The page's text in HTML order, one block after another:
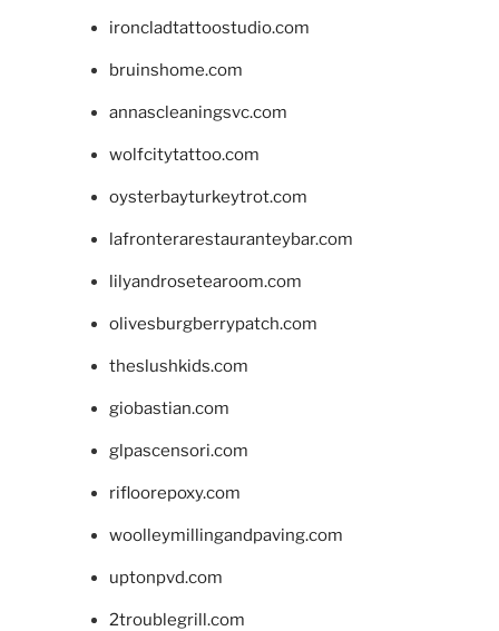
ironcladtattoostudio.com
bruinshome.com
annascleaningsvc.com
wolfcitytattoo.com
oysterbayturkeytrot.com
lafronterarestauranteybar.com
lilyandrosetearoom.com
olivesburgberrypatch.com
theslushkids.com
giobastian.com
glpascensori.com
rifloorepoxy.com
woolleymillingandpaving.com
uptonpvd.com
2troublegrill.com